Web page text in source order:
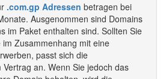
.com.gp Adressen betragen bei
Ausgenommen sind Domains
im Paket enthalten sind. Sollten Sie
Zusammenhang mit eine
passt sich die
an. Wenn Sie jedoch das